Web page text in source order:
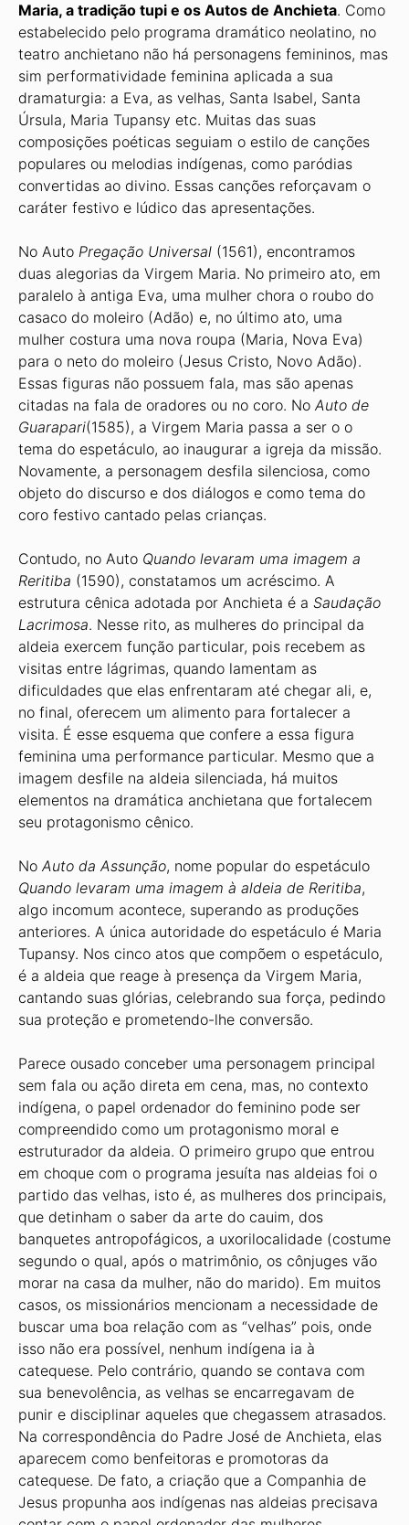
Maria, a tradição tupi e os Autos de Anchieta. Como
estabelecido pelo programa dramático neolatino, no
teatro anchietano não há personagens femininos, mas
sim performatividade feminina aplicada a sua
dramaturgia: a Eva, as velhas, Santa Isabel, Santa
Úrsula, Maria Tupansy etc. Muitas das suas
composições poéticas seguiam o estilo de canções
populares ou melodias indígenas, como paródias
convertidas ao divino. Essas canções reforçavam o
caráter festivo e lúdico das apresentações.
No Auto Pregação Universal (1561), encontramos
duas alegorias da Virgem Maria. No primeiro ato, em
paralelo à antiga Eva, uma mulher chora o roubo do
casaco do moleiro (Adão) e, no último ato, uma
mulher costura uma nova roupa (Maria, Nova Eva)
para o neto do moleiro (Jesus Cristo, Novo Adão).
Essas figuras não possuem fala, mas são apenas
citadas na fala de oradores ou no coro. No Auto de
Guarapari(1585), a Virgem Maria passa a ser o o
tema do espetáculo, ao inaugurar a igreja da missão.
Novamente, a personagem desfila silenciosa, como
objeto do discurso e dos diálogos e como tema do
coro festivo cantado pelas crianças.
Contudo, no Auto Quando levaram uma imagem a
Reritiba (1590), constatamos um acréscimo. A
estrutura cênica adotada por Anchieta é a Saudação
Lacrimosa. Nesse rito, as mulheres do principal da
aldeia exercem função particular, pois recebem as
visitas entre lágrimas, quando lamentam as
dificuldades que elas enfrentaram até chegar ali, e,
no final, oferecem um alimento para fortalecer a
visita. É esse esquema que confere a essa figura
feminina uma performance particular. Mesmo que a
imagem desfile na aldeia silenciada, há muitos
elementos na dramática anchietana que fortalecem
seu protagonismo cênico.
No Auto da Assunção, nome popular do espetáculo
Quando levaram uma imagem à aldeia de Reritiba,
algo incomum acontece, superando as produções
anteriores. A única autoridade do espetáculo é Maria
Tupansy. Nos cinco atos que compõem o espetáculo,
é a aldeia que reage à presença da Virgem Maria,
cantando suas glórias, celebrando sua força, pedindo
sua proteção e prometendo-lhe conversão.
Parece ousado conceber uma personagem principal
sem fala ou ação direta em cena, mas, no contexto
indígena, o papel ordenador do feminino pode ser
compreendido como um protagonismo moral e
estruturador da aldeia. O primeiro grupo que entrou
em choque com o programa jesuíta nas aldeias foi o
partido das velhas, isto é, as mulheres dos principais,
que detinham o saber da arte do cauim, dos
banquetes antropofágicos, a uxorilocalidade (costume
segundo o qual, após o matrimônio, os cônjuges vão
morar na casa da mulher, não do marido). Em muitos
casos, os missionários mencionam a necessidade de
buscar uma boa relação com as “velhas” pois, onde
isso não era possível, nenhum indígena ia à
catequese. Pelo contrário, quando se contava com
sua benevolência, as velhas se encarregavam de
punir e disciplinar aqueles que chegassem atrasados.
Na correspondência do Padre José de Anchieta, elas
aparecem como benfeitoras e promotoras da
catequese. De fato, a criação que a Companhia de
Jesus propunha aos indígenas nas aldeias precisava